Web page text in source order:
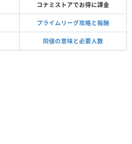
コナミストアでお得に課金
プライムリーグ攻略と報酬
同値の意味と必要人数